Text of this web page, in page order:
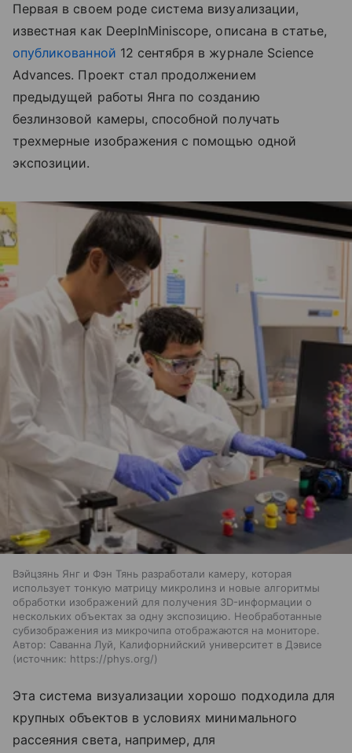
Первая в своем роде система визуализации,
известная как DeepInMiniscope, описана в статье,
опубликованной 12 сентября в журнале Science
Advances. Проект стал продолжением
предыдущей работы Янга по созданию
безлинзовой камеры, способной получать
трехмерные изображения с помощью одной
экспозиции.
Вэйцзянь Янг и Фэн Тянь разработали камеру, которая
использует тонкую матрицу микролинз и новые алгоритмы
обработки изображений для получения 3D-информации о
нескольких объектах за одну экспозицию. Необработанные
субизображения из микрочипа отображаются на мониторе.
Автор: Саванна Луй, Калифорнийский университет в Дэвисе
источник: https://phys.org/
Эта система визуализации хорошо подходила для
крупных объектов в условиях минимального
рассеяния света, например, для